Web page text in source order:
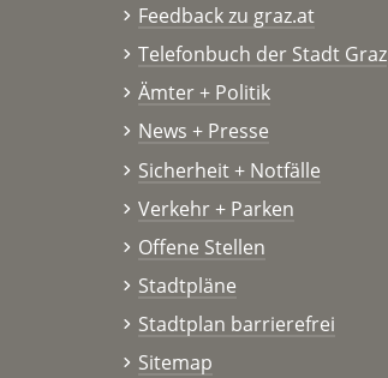
Feedback zu graz.at
Telefonbuch der Stadt Graz
Ämter + Politik
News + Presse
Sicherheit + Notfälle
Verkehr + Parken
Offene Stellen
Stadtpläne
Stadtplan barrierefrei
Sitemap